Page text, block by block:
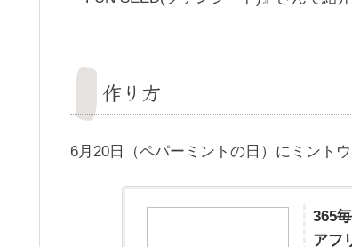
作り方
6月20日（ペパーミントの日）にミント
365
アフ